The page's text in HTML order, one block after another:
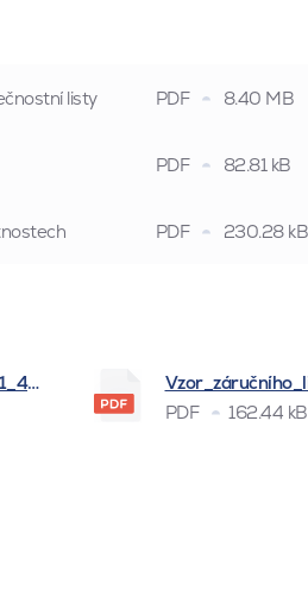
listy PDF 8.40 MB
PDF 82.81 kB
PDF 230.28 kB
PDF
162.44 kB